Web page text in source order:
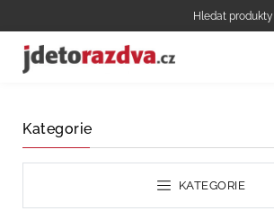
Kategorie
KATEGORIE